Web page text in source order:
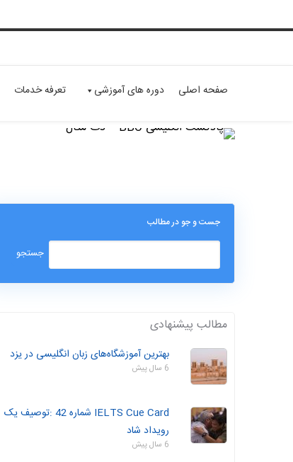
صفحه اصلی دوره های آموزشی تعرفه خدمات
جست و جو در مطالب
مطالب پیشنهادی
بهترین آموزشگاه‌های زبان انگلیسی در یزد
6 سال پیش
IELTS Cue Card شماره 42 :توصیف یک
رویداد شاد
6 سال پیش